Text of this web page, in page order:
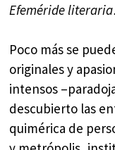
Efeméride
Poco más se
originales y
intensos
descubierto las
quimérica de